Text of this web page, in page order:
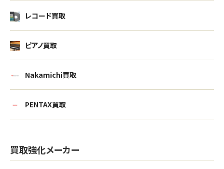
レコード買取
ピアノ買取
Nakamichi買取
PENTAX買取
買取強化メーカー